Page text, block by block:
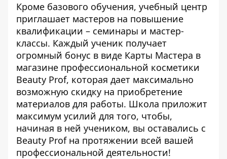
Кроме базового обучения, учебный центр
приглашает мастеров на повышение
квалификации – семинары и мастер-
классы. Каждый ученик получает
огромный бонус в виде Карты Мастера в
магазине профессиональной косметики
Beauty Prof, которая дает максимально
возможную скидку на приобретение
материалов для работы. Школа приложит
максимум усилий для того, чтобы,
начиная в ней учеником, вы оставались с
Beauty Prof на протяжении всей вашей
профессиональной деятельности!